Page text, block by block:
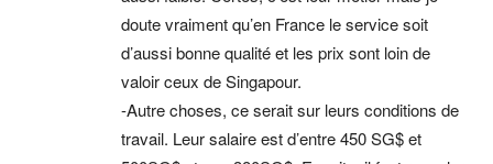
doute vraiment qu’en France le service soit
d’aussi bonne qualité et les prix sont loin de
valoir ceux de Singapour.
-Autre choses, ce serait sur leurs conditions de
travail. Leur salaire est d’entre 450 SG$ et